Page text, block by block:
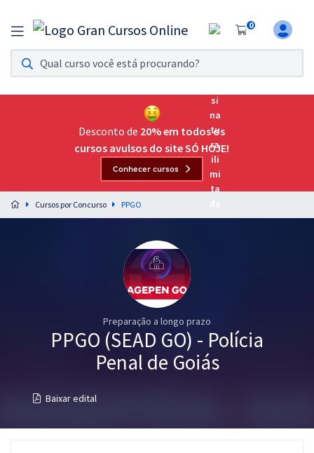
0
Assinatura Ilimitada 11
Acesso a todos os cursos. Teste grátis por 7 dias!
Assinatura OAB Até Passar
Acesso ilimitado a toda preparação para o Exame da
Preparação completa e intensiva para as principais
residências em saúde do Brasil
Desconto de 20% em todos os
cursos avulsos do site SÓ HOJE!
Conhecer cursos
Cursos por Concurso PPGO
Preparação a longo prazo
PPGO (SEAD GO) - Polícia
Penal de Goiás
Baixar edital